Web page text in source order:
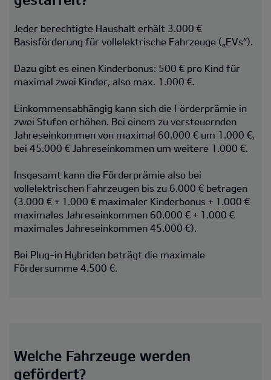
Jeder berechtigte Haushalt erhält 3.000 €
Basisförderung für vollelektrische Fahrzeuge („EVs“).
Dazu gibt es einen Kinderbonus: 500 € pro Kind für
maximal zwei Kinder, also max. 1.000 €.
Einkommensabhängig kann sich die Förderprämie in
zwei Stufen erhöhen. Bei einem zu versteuernden
Jahreseinkommen von maximal 60.000 € um 1.000 €,
bei 45.000 € Jahreseinkommen um weitere 1.000 €.
Insgesamt kann die Förderprämie also bei
vollelektrischen Fahrzeugen bis zu 6.000 € betragen
(3.000 € + 1.000 € maximaler Kinderbonus + 1.000 €
maximales Jahreseinkommen 60.000 € + 1.000 €
maximales Jahreseinkommen 45.000 €).
Bei Plug-in Hybriden beträgt die maximale
Fördersumme 4.500 €.
Welche Fahrzeuge werden
gefördert?